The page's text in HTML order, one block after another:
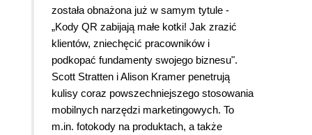
została obnażona już w samym tytule -
„Kody QR zabijają małe kotki! Jak zrazić
klientów, zniechęcić pracowników i
podkopać fundamenty swojego biznesu".
Scott Stratten i Alison Kramer penetrują
kulisy coraz powszechniejszego stosowania
mobilnych narzędzi marketingowych. To
m.in. fotokody na produktach, a także